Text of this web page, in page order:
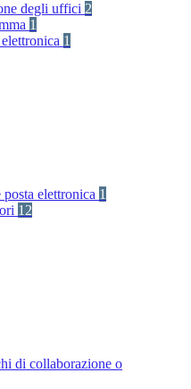
degli uffici 2
1
1
elettronica 1
12
di collaborazione o